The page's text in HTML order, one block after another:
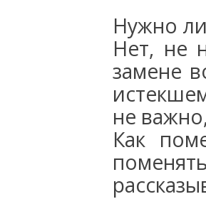
Нужно
Нет, не
замене
не
Как